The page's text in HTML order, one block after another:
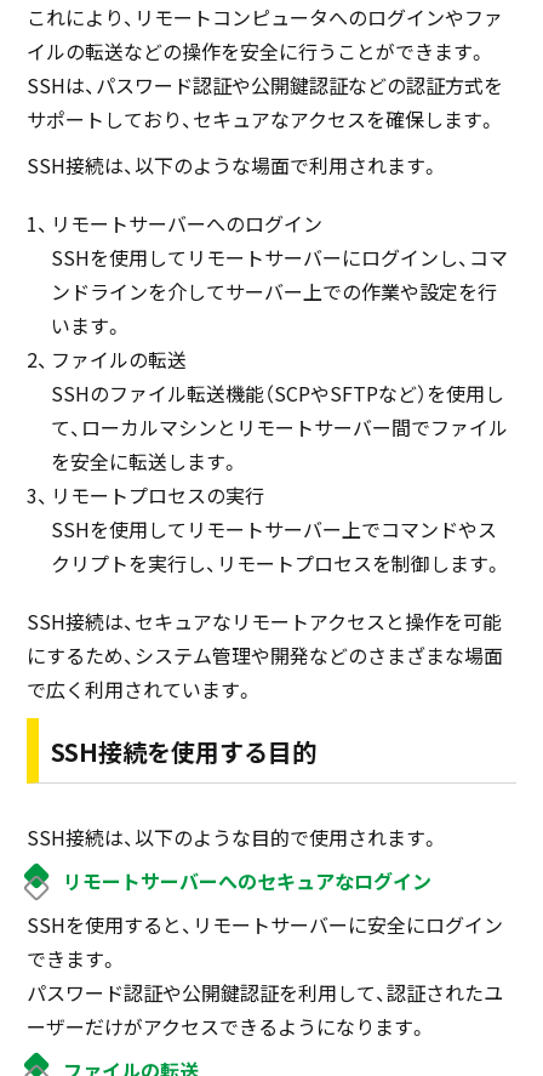
これにより、リモートコンピュータへのログインやファ
イルの転送などの操作を安全に行うことができます。
SSHは、パスワード認証や公開鍵認証などの認証方式を
サポートしており、セキュアなアクセスを確保します。
SSH接続は、以下のような場面で利用されます。
リモートサーバーへのログイン
SSHを使用してリモートサーバーにログインし、コマ
ンドラインを介してサーバー上での作業や設定を行
います。
ファイルの転送
SSHのファイル転送機能（SCPやSFTPなど）を使用し
て、ローカルマシンとリモートサーバー間でファイル
を安全に転送します。
リモートプロセスの実行
SSHを使用してリモートサーバー上でコマンドやス
クリプトを実行し、リモートプロセスを制御します。
SSH接続は、セキュアなリモートアクセスと操作を可能
にするため、システム管理や開発などのさまざまな場面
で広く利用されています。
SSH接続を使用する目的
SSH接続は、以下のような目的で使用されます。
リモートサーバーへのセキュアなログイン
SSHを使用すると、リモートサーバーに安全にログイン
できます。
パスワード認証や公開鍵認証を利用して、認証されたユ
ーザーだけがアクセスできるようになります。